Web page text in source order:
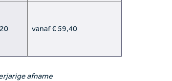
vanaf € 59,40
afname